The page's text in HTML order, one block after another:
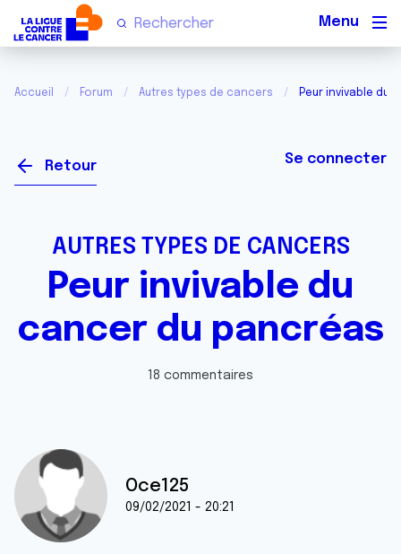
Accueil Forum Autres types de cancers Peur invivable du
Retour Se connecter
AUTRES TYPES DE CANCERS
Peur invivable du
cancer du pancréas
18 commentaires
Oce125
09/02/2021 - 20:21